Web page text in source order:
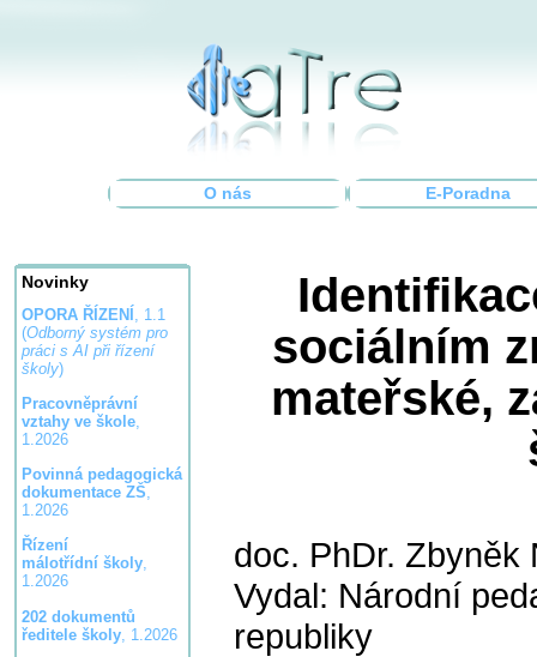
O nás E-Poradna
Novinky
OPORA ŘÍZENÍ , 1.1
(Odborný systém pro
práci s AI při řízení
školy)
Pracovněprávní
vztahy ve škole,
1.2026
Povinná pedagogická
dokumentace ZŠ,
1.2026
Řízení
málotřídní školy,
1.2026
202 dokumentů
ředitele školy, 1.2026
sociálním
mateřské,
doc. PhDr.
Vydal: Národní
republiky